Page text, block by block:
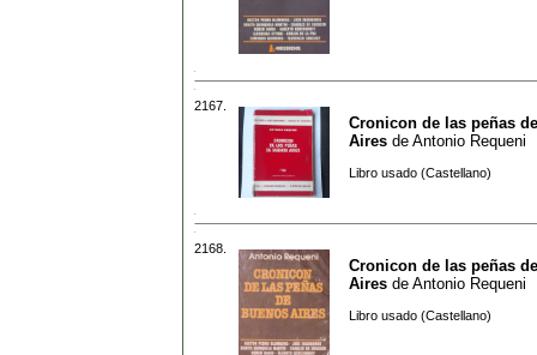
2167.
Cronicon de las peñas
Aires de Antonio Requeni
Libro usado (Castellano)
2168.
Cronicon de las peñas
Aires de Antonio Requeni
Libro usado (Castellano)